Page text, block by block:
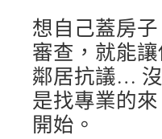
想自己蓋房
審查，就能
鄰居抗議…
是找專業的
開始。